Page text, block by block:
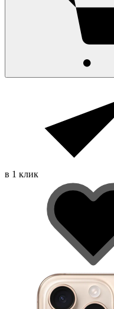
в 1 клик